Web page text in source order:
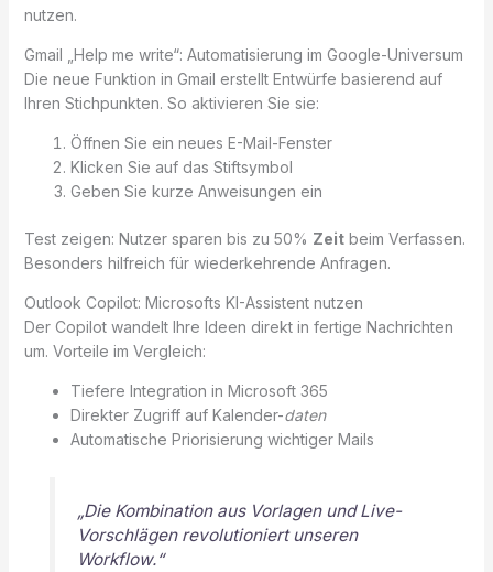
nutzen.
Gmail „Help me write“: Automatisierung im Google-Universum
Die neue Funktion in Gmail erstellt Entwürfe basierend auf
Ihren Stichpunkten. So aktivieren Sie sie:
Öffnen Sie ein neues E-Mail-Fenster
Klicken Sie auf das Stiftsymbol
Geben Sie kurze Anweisungen ein
Test zeigen: Nutzer sparen bis zu 50% Zeitbeim Verfassen.
Besonders hilfreich für wiederkehrende Anfragen.
Outlook Copilot: Microsofts KI-Assistent nutzen
Der Copilot wandelt Ihre Ideen direkt in fertige Nachrichten
um. Vorteile im Vergleich:
Tiefere Integration in Microsoft 365
Direkter Zugriff auf Kalender-daten
Automatische Priorisierung wichtiger Mails
„Die Kombination aus Vorlagen und Live-
Vorschlägen revolutioniert unseren
Workflow.“